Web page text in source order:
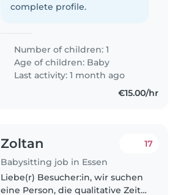
complete profile.
Number of children: 1
Age of children: Baby
Last activity: 1 month ago
€15.00/hr
Zoltan
Babysitting job in Essen
17
Liebe(r) Besucher:in, wir suchen
eine Person, die qualitative Zeit